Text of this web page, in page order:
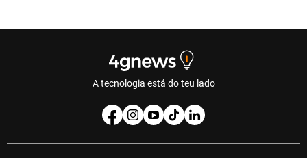
A tecnologia está do teu lado